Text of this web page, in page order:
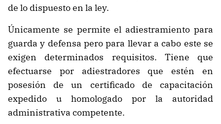
de lo dispuesto en la ley.
Únicamente se permite el adiestramiento para
guarda y defensa pero para llevar a cabo este se
exigen determinados requisitos. Tiene que
efectuarse por adiestradores que estén en
posesión de un certificado de capacitación
expedido u homologado por la autoridad
administrativa competente.